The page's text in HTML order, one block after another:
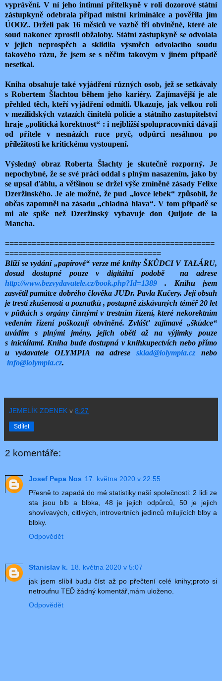
vyprávění. V ní jeho intimní přítelkyně v roli dozorové státní
zástupkyně odebrala případ místní kriminálce a pověřila jím
ÚOOZ. Drželi pak 16 měsíců ve vazbě tři obviněné, které ale
soud nakonec zprostil obžaloby. Státní zástupkyně se odvolala
v jejich neprospěch a sklidila výsměch odvolacího soudu
takového rázu, že jsem se s něčím takovým v jiném případě
nesetkal.
Kniha obsahuje také vyjádření různých osob, jež se setkávaly
s Robertem Šlachtou během jeho kariéry. Zajímavější je ale
přehled těch, kteří vyjádření odmítli. Ukazuje, jak velkou roli
v mezilidských vztazích činitelů policie a státního zastupitelství
hraje „politická korektnost“ : i nejbližší spolupracovníci dávají
od přítele v nesnázích ruce pryč, odpůrci nesáhnou po
příležitosti ke kritickému vystoupení.
Výsledný obraz Roberta Šlachty je skutečně rozporný. Je
nepochybné, že se své práci oddal s plným nasazením, jako by
se upsal ďáblu, a většinou se držel výše zmíněné zásady Felixe
Dzeržinského. Je ale možné, že pud „lovce lebek“ způsobil, že
občas zapomněl na zásadu „chladná hlava“. V tom případě se
mi ale spíše než Dzeržinský vybavuje don Quijote de la
Mancha.
===============================================
===================================
Blíží se vydání „papírové“ verze mé knihy ŠKŮDCI V TALÁRU,
dosud dostupné pouze v digitální podobě
na adrese
http://www.bezvydavatele.cz/book.php?Id=1389 . Knihu jsem
zasvětil památce dobrého člověka JUDr. Pavla Kučery. Její obsah
je trestí zkušeností a poznatků , postupně získávaných téměř 20 let
v půtkách s orgány činnými v trestním řízení, které nekorektním
vedením řízení poškozují obviněné. Zvlášť zajímavé „škůdce“
uvádím s plnými jmény, jejich oběti až na výjimky pouze
s iniciálami. Kniha bude dostupná v knihkupectvích nebo přímo
u vydavatele OLYMPIA na adresesklad@iolympia.cz nebo
info@iolympia.cz.
JEMELÍK ZDENEK v 8:27
Sdílet
2 komentáře:
Josef Pepa Nos 17. května 2020 v 22:55
Přesně to zapadá do mé statistiky naší společnosti: 2 lidi ze
sta jsou blb a blbka, 48 je jejich odpůrců, 50 je jejich
shovívavých, citlivých, introvertních jedinců milujících blby a
blbky.
Odpovědět
Stanislav k. 18. května 2020 v 5:07
jak jsem slíbil budu číst až po přečtení celé knihy;proto si
netroufnu TEĎ žádný komentář,mám uloženo.
Odpovědět